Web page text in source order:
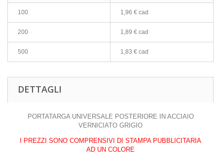
100 1,96 € cad
200 1,89 € cad
500 1,83 € cad
DETTAGLI
PORTATARGA UNIVERSALE POSTERIORE IN ACCIAIO
VERNICIATO GRIGIO
I PREZZI SONO COMPRENSIVI DI STAMPA PUBBLICITARIA
AD UN COLORE